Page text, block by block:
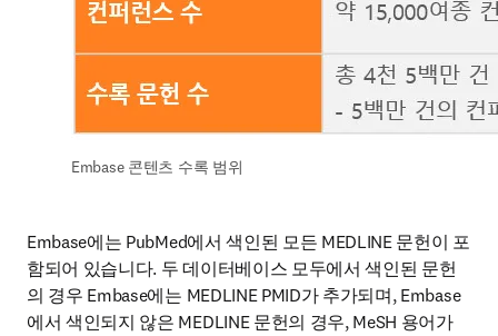
Embase 콘텐츠 수록 범위
Embase에는 PubMed에서 색인된 모든 MEDLINE 문헌이 포
함되어 있습니다. 두 데이터베이스 모두에서 색인된 문헌
의 경우 Embase에는 MEDLINE PMID가 추가되며, Embase
에서 색인되지 않은 MEDLINE 문헌의 경우, MeSH 용어가